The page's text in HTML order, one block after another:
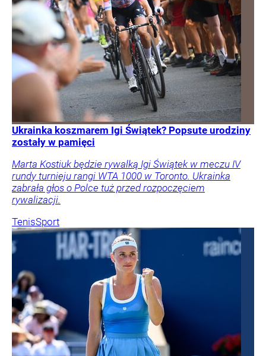
Ukrainka koszmarem Igi Świątek? Popsute urodziny
zostały w pamięci
Marta Kostiuk będzie rywalką Igi Świątek w meczu IV
rundy turnieju rangi WTA 1000 w Toronto. Ukrainka
zabrała głos o Polce tuż przed rozpoczęciem
rywalizacji.
TenisSport